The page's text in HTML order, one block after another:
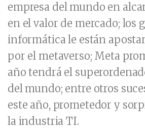
empresa del mundo en
en el valor de mercado; los
informática le están
por el metaverso; Meta
año tendrá el
del mundo; entre otros
este año, prometedor y
la industria TI.